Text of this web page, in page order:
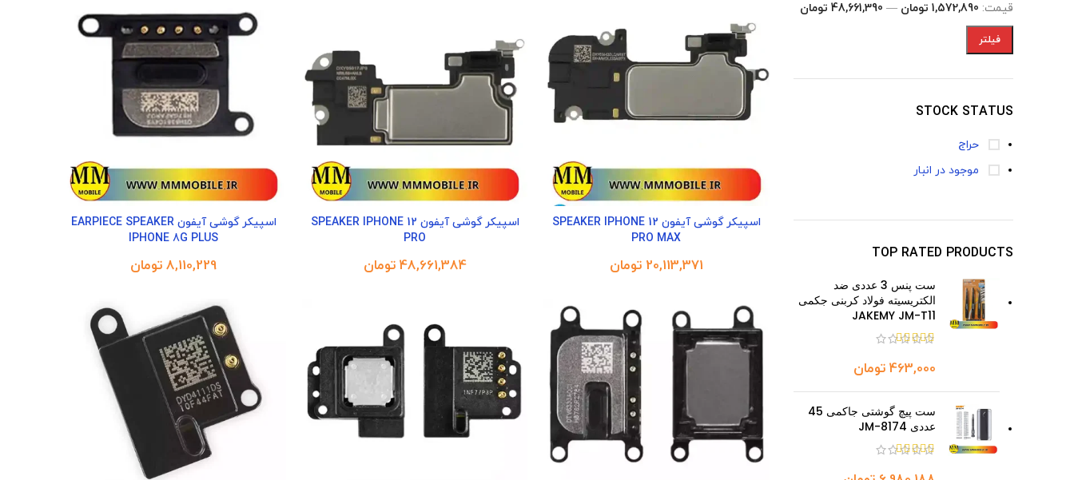
فیلتر
قیمت: 1,572,890 تومان — 48,661,390 تومان
STOCK STATUS
حراج
موجود در انبار
TOP RATED PRODUCTS
ست پنس 3 عددی ضد
الکتریسیته فولاد کربنی جکمی
JAKEMY JM-T11
تومان
ست پیچ گوشتی جاکمی 45
عددی JM-8174
اسپیکر گوشی آیفون SPEAKER IPHONE 12
PRO MAX
تومان
اسپیکر گوشی آیفون SPEAKER IPHONE 12
PRO
تومان
اسپیکر گوشی آیفون EARPIECE SPEAKER
IPHONE 8G PLUS
تومان